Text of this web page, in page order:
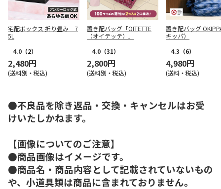
宅配ボックス 折り畳み 7
5L
4.0 （2）
2,480円
(送料別・税込)
置き配バッグ「OITETTE
（オイテッテ）」
4.0 （31）
2,800円
(送料別・税込)
置き配バッグ
キッパ）
4.3 （6）
4,980円
(送料・税込)
●不良品を除き返品・交換・キャンセルはお受
けいたしかねます。
【画像についてのご注意】
●商品画像はイメージです。
●商品名・商品内容として記載されていないもの
や、小道具類は商品に含まれておりません。